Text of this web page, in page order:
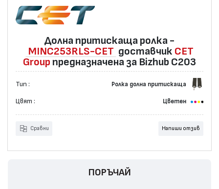
Долна притискаща ролка -
MINC253RLS-CET доставчик CET
Group предназначена за Bizhub C203
Тип : Ролка долна притискаща
Цвят : Цветен
Сравни Напиши отзив
ПОРЪЧАЙ